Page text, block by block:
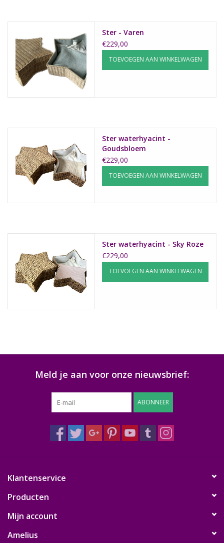
Ster - Varen
€229,00
TOEVOEGEN AAN WINKELWAGEN
Ster waterhyacint -
Goudsbloem
€229,00
TOEVOEGEN AAN WINKELWAGEN
Ster waterhyacint - Sky Roze
€229,00
TOEVOEGEN AAN WINKELWAGEN
Meld je aan voor onze nieuwsbrief:
ABONNEER
Klantenservice
Producten
Mijn account
Amelius